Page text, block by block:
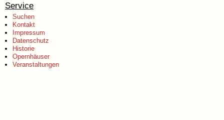
Service
Suchen
Kontakt
Impressum
Datenschutz
Historie
Opernhäuser
Veranstaltungen